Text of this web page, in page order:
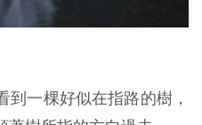
到一棵好似在指路的樹，